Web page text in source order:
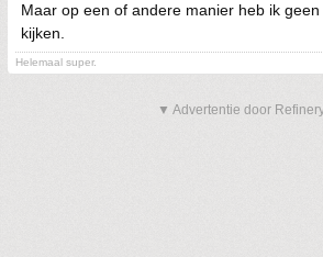
Maar op een of andere manier heb ik
kijken.
Helemaal super.
▼ Advertentie door